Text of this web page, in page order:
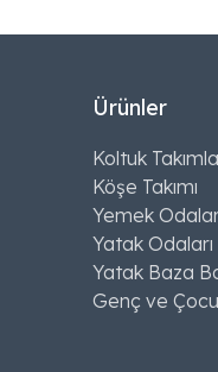
Ürünler
Koltuk
Köşe Takımı
Yemek
Yatak Odaları
Yatak Baza
Genç ve